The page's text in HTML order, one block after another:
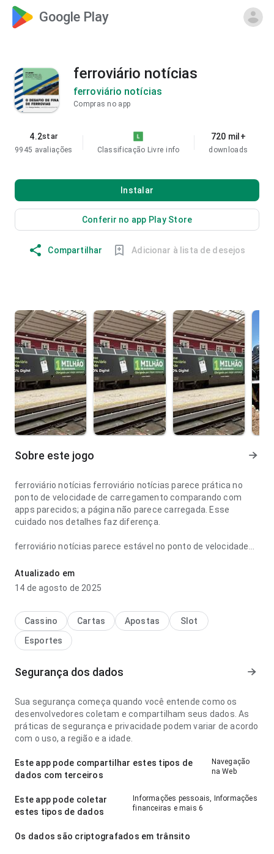
Google Play
ferroviário notícias
ferroviário notícias
Compras no app
4.2star
9945 avaliações
Classificação Livre info
720 mil+
downloads
Instalar
Conferir no app Play Store
Compartilhar Adicionar à lista de desejos
Sobre este jogo
ferroviário notícias ferroviário notícias parece prática no
ponto de velocidade de carregamento comparando com
apps parecidos; a página não parece carregada. Esse
cuidado nos detalhes faz diferença.
ferroviário notícias parece estável no ponto de velocidade
não parece carregada. A página deixa uma impressão limpa
e segura.
Atualizado em
14 de agosto de 2025
Cassino Cartas Apostas
Slot
Esportes
Segurança dos dados
Sua segurança começa quando você entende como os
desenvolvedores coletam e compartilham seus dados. As
práticas de segurança e privacidade podem variar de acordo
com o uso, a região e a idade.
Este app pode compartilhar estes tipos de
dados com terceiros
Navegação
na Web
Este app pode coletar
estes tipos de dados
Informações pessoais, Informações
financeiras e mais 6
Os dados são criptografados em trânsito